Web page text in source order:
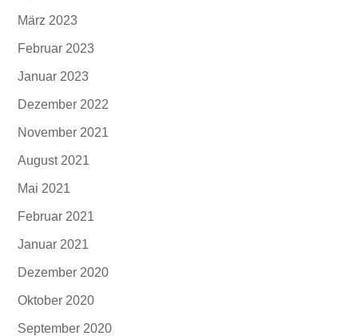
März 2023
Februar 2023
Januar 2023
Dezember 2022
November 2021
August 2021
Mai 2021
Februar 2021
Januar 2021
Dezember 2020
Oktober 2020
September 2020